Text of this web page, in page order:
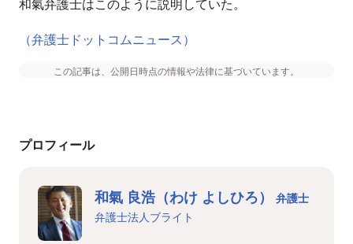
和氣弁護士はこのように説明していた。
（弁護士ドットコムニュース）
この記事は、公開日時点の情報や法律に基づいています。
プロフィール
和氣 良浩（わけ よしひろ）
弁護士
弁護士法人ブライト